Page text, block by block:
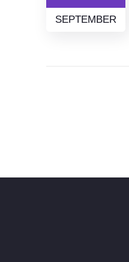
SEPTEMBER